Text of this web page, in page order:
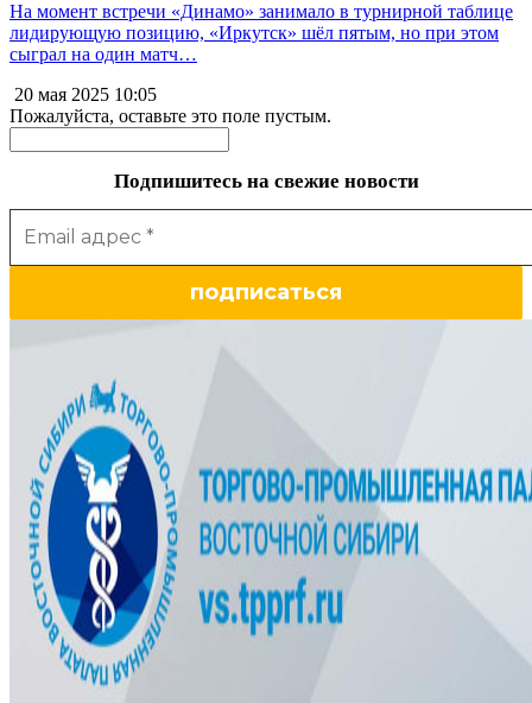
На момент встречи «Динамо» занимало в турнирной таблице
лидирующую позицию, «Иркутск» шёл пятым, но при этом
сыграл на один матч…
20 мая 2025 10:05
Пожалуйста, оставьте это поле пустым.
Подпишитесь на свежие новости